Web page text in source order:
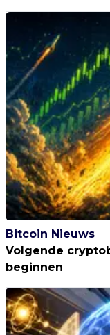
Bitcoin Nieuws
Volgende
beginnen